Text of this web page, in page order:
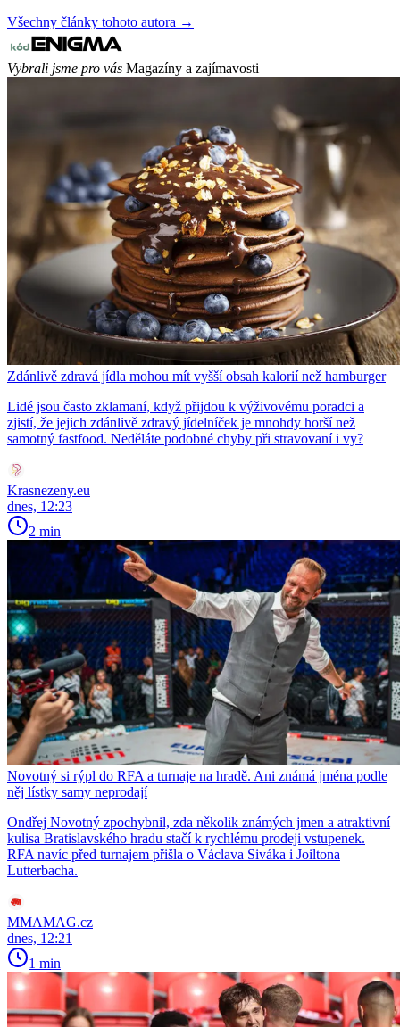
Všechny články tohoto autora →
Vybrali jsme pro vás Magazíny a zajímavosti
Zdánlivě zdravá jídla mohou mít vyšší obsah kalorií než hamburger
Lidé jsou často zklamaní, když přijdou k výživovému poradci a
zjistí, že jejich zdánlivě zdravý jídelníček je mnohdy horší než
samotný fastfood. Neděláte podobné chyby při stravovaní i vy?
Krasnezeny.eu
dnes, 12:23
2 min
Novotný si rýpl do RFA a turnaje na hradě. Ani známá jména podle
něj lístky samy neprodají
Ondřej Novotný zpochybnil, zda několik známých jmen a atraktivní
kulisa Bratislavského hradu stačí k rychlému prodeji vstupenek.
RFA navíc před turnajem přišla o Václava Siváka i Joiltona
Lutterbacha.
MMAMAG.cz
dnes, 12:21
1 min